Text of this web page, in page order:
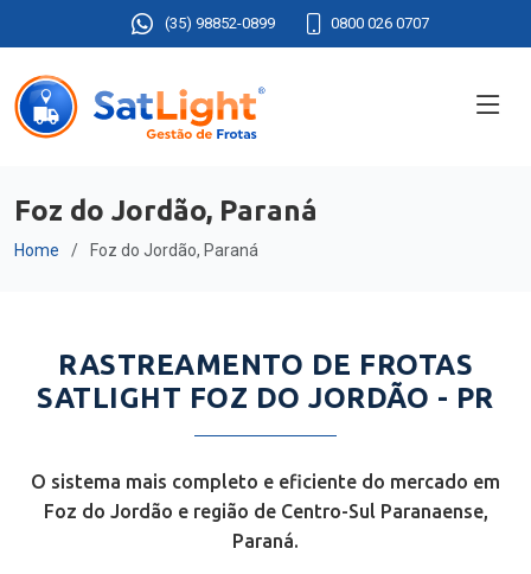
(35) 98852-0899 0800 026 0707
Foz do Jordão, Paraná
Home Foz do Jordão, Paraná
RASTREAMENTO DE FROTAS
SATLIGHT FOZ DO JORDÃO - PR
O sistema mais completo e eficiente do mercado em
Foz do Jordão e região de Centro-Sul Paranaense,
Paraná.